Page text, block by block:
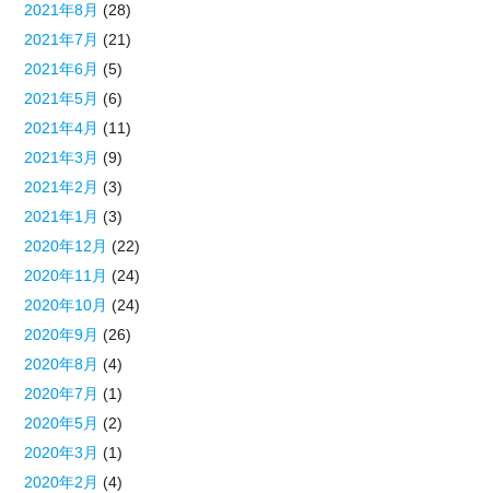
2021年8月 (28)
2021年7月 (21)
2021年6月 (5)
2021年5月 (6)
2021年4月 (11)
2021年3月 (9)
2021年2月 (3)
2021年1月 (3)
2020年12月 (22)
2020年11月 (24)
2020年10月 (24)
2020年9月 (26)
2020年8月 (4)
2020年7月 (1)
2020年5月 (2)
2020年3月 (1)
2020年2月 (4)